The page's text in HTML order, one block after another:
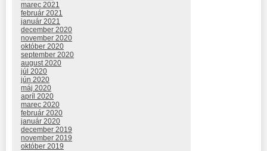
marec 2021
február 2021
január 2021
december 2020
november 2020
október 2020
september 2020
august 2020
júl 2020
jún 2020
máj 2020
apríl 2020
marec 2020
február 2020
január 2020
december 2019
november 2019
október 2019